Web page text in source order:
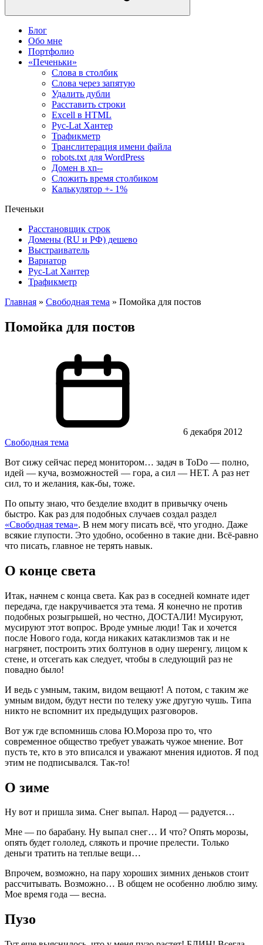
Блог
Обо мне
Портфолио
«Печеньки»
Слова в столбик
Слова через запятую
Удалить дубли
Расставить строки
Excell в HTML
Рус-Lat Хантер
Трафикметр
Транслитерация имени файла
robots.txt для WordPress
Домен в xn--
Сложить время столбиком
Калькулятор +- 1%
Печеньки
Расстановщик строк
Домены (RU и РФ) дешево
Выстраиватель
Вариатор
Рус-Lat Хантер
Трафикметр
Главная » Свободная тема » Помойка для постов
Помойка для постов
6 декабря 2012
Свободная тема
Вот сижу сейчас перед монитором… задач в ToDo — полно,
идей — куча, возможностей — гора, а сил — НЕТ. А раз нет
сил, то и желания, как-бы, тоже.
По опыту знаю, что безделие входит в привычку очень
быстро. Как раз для подобных случаев создал раздел
«Свободная тема». В нем могу писать всё, что угодно. Даже
всякие глупости. Это удобно, особенно в такие дни. Всё-равно
что писать, главное не терять навык.
О конце света
Итак, начнем с конца света. Как раз в соседней комнате идет
передача, где накручивается эта тема. Я конечно не против
подобных розыгрышей, но честно, ДОСТАЛИ! Мусируют,
мусируют этот вопрос. Вроде умные люди! Так и хочется
после Нового года, когда никаких катаклизмов так и не
нагрянет, построить этих болтунов в одну шеренгу, лицом к
стене, и отсегать как следует, чтобы в следующий раз не
повадно было!
И ведь с умным, таким, видом вещают! А потом, с таким же
умным видом, будут нести по телеку уже другую чушь. Типа
никто не вспомнит их предыдущих разговоров.
Вот уж где вспомнишь слова Ю.Мороза про то, что
современное общество требует уважать чужое мнение. Вот
пусть те, кто в это вписался и уважают мнения идиотов. Я под
этим не подписывался. Так-то!
О зиме
Ну вот и пришла зима. Снег выпал. Народ — радуется…
Мне — по барабану. Ну выпал снег… И что? Опять морозы,
опять будет гололед, слякоть и прочие прелести. Только
деньги тратить на теплые вещи…
Впрочем, возможно, на пару хороших зимних деньков стоит
рассчитывать. Возможно… В общем не особенно люблю зиму.
Мое время года — весна.
Пузо